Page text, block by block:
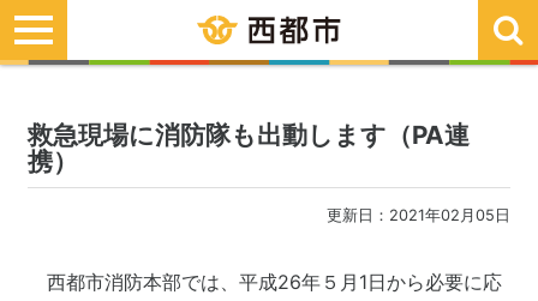
toggle
navigation
救急現場に消防隊も出動します（PA連
携）
更新日：2021年02月05日
西都市消防本部では、平成26年５月1日から必要に応